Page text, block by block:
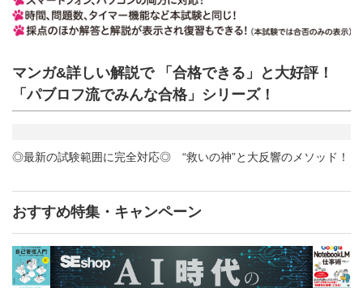
マンガ&詳しい解説で 「合格できる」と大好評！
「パブロフ流でみんな合格」シリーズ！
◎最新の試験範囲に完全対応◎ “救いの神”と大反響のメソッド！
おすすめ特集・キャンペーン